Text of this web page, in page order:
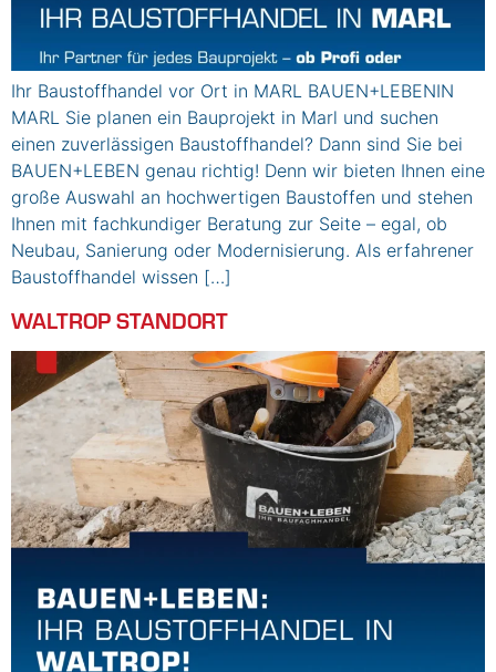
Ihr Baustoffhandel vor Ort in MARL BAUEN+LEBENIN
MARL Sie planen ein Bauprojekt in Marl und suchen
einen zuverlässigen Baustoffhandel? Dann sind Sie bei
BAUEN+LEBEN genau richtig! Denn wir bieten Ihnen eine
große Auswahl an hochwertigen Baustoffen und stehen
Ihnen mit fachkundiger Beratung zur Seite – egal, ob
Neubau, Sanierung oder Modernisierung. Als erfahrener
Baustoffhandel wissen […]
WALTROP STANDORT